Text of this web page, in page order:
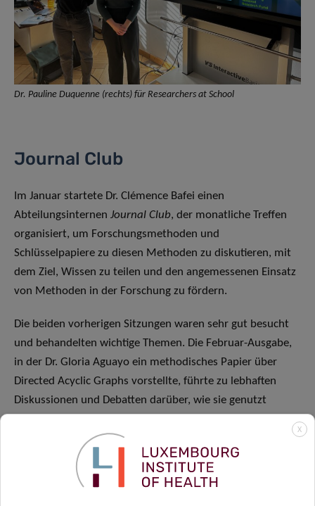
Dr. Pauline Duquenne (rechts) für Researchers at School
Journal Club
Im Januar startete Dr. Clémence Bafei einen
Abteilungsinternen Journal Club, der monatliche Treffen
organisiert, um Forschungsmethoden und
Schlüsselpapiere zu diesen Methoden zu diskutieren, mit
dem Ziel, Wissen zu teilen und den angemessenen Einsatz
von Methoden in der Forschung zu fördern.
Die beiden vorherigen Sitzungen waren sehr gut besucht
und behandelten wichtige Themen. Die Februar-Ausgabe,
in der Dr. Gloria Aguayo ein methodisches Papier über
Directed Acyclic Graphs vorstellte, führte zu lebhaften
Diskussionen und Debatten darüber, wie sie genutzt
März präsentierte Ornela Ingrid Siapdje Tchomkem – die
kürzlich als Praktikantin zu unserem Team gestoßen ist –
einen Artikel über Target Trial Emulation als Rahmen für
X